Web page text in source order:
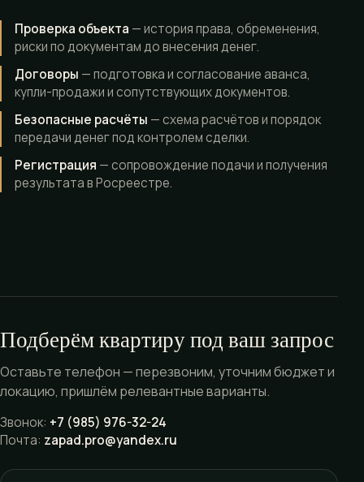
Проверка объекта — история права, обременения,
риски по документам до внесения денег.
Договоры — подготовка и согласование аванса,
купли-продажи и сопутствующих документов.
Безопасные расчёты — схема расчётов и порядок
передачи денег под контролем сделки.
Регистрация — сопровождение подачи и получения
результата в Росреестре.
Подберём квартиру под ваш запрос
Оставьте телефон — перезвоним, уточним бюджет и
локацию, пришлём релевантные варианты.
Звонок: +7 (985) 976-32-24
Почта: zapad.pro@yandex.ru